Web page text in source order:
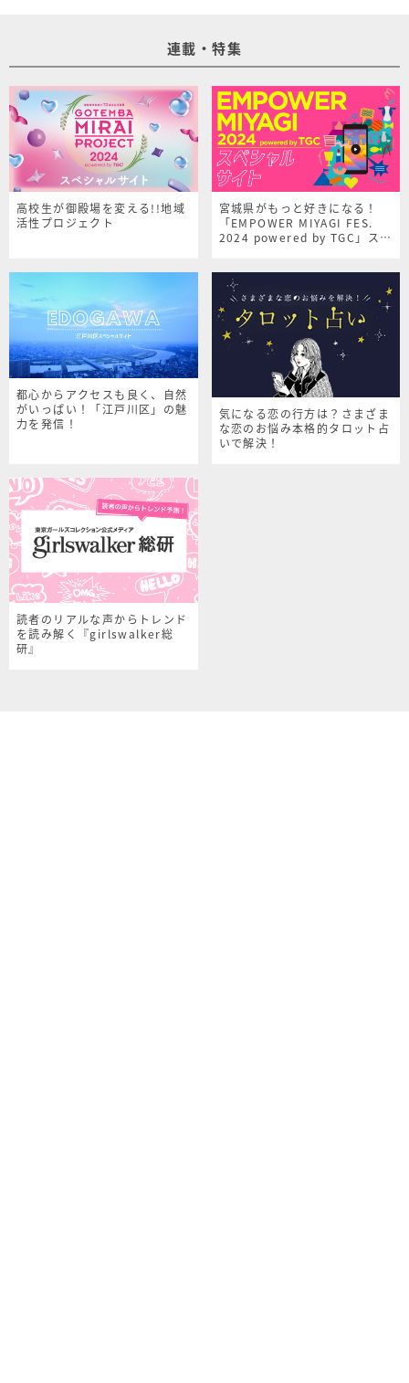
連載・特集
高校生が御殿場を変える!!地域
活性プロジェクト
宮城県がもっと好きになる！
「EMPOWER MIYAGI FES.
2024 powered by TGC」スペ
都心からアクセスも良く、自然
がいっぱい！「江戸川区」の魅
力を発信！
気になる恋の行方は？さまざま
な恋のお悩み本格的タロット占
いで解決！
読者のリアルな声からトレンド
を読み解く『girlswalker総
研』